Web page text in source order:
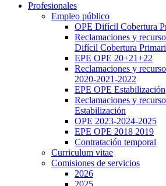
Profesionales
Empleo público
OPE Difícil Cobertura
Reclamaciones y
Difícil Cobertura
EPE OPE 20+21+22
Reclamaciones y
2020-2021-2022
EPE OPE Estabilización
Reclamaciones y
Estabilización
OPE 2023-2024-2025
EPE OPE 2018 2019
Contratación temporal
Curriculum vitae
Comisiones de servicios
2026